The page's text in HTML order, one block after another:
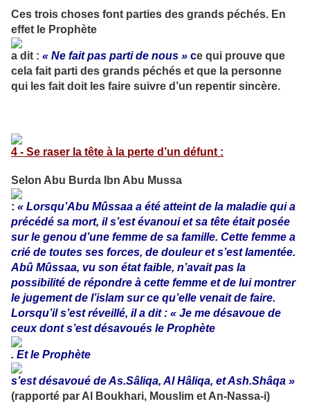
Ces trois choses font parties des grands péchés. En
effet le Prophète
a dit : « Ne fait pas parti de nous » ce qui prouve que
cela fait parti des grands péchés et que la personne
qui les fait doit les faire suivre d’un repentir sincère.
4 - Se raser la tête à la perte d’un défunt :
Selon Abu Burda Ibn Abu Mussa
: « Lorsqu’Abu Mûssaa a été atteint de la maladie qui a
précédé sa mort, il s’est évanoui et sa tête était posée
sur le genou d’une femme de sa famille. Cette femme a
crié de toutes ses forces, de douleur et s’est lamentée.
Abû Mûssaa, vu son état faible, n’avait pas la
possibilité de répondre à cette femme et de lui montrer
le jugement de l’islam sur ce qu’elle venait de faire.
Lorsqu’il s’est réveillé, il a dit : « Je me désavoue de
ceux dont s’est désavoués le Prophète
. Et le Prophète
s’est désavoué de As.Sâliqa, Al Hâliqa, et Ash.Shâqa »
(rapporté par Al Boukhari, Mouslim et An-Nassa-i)